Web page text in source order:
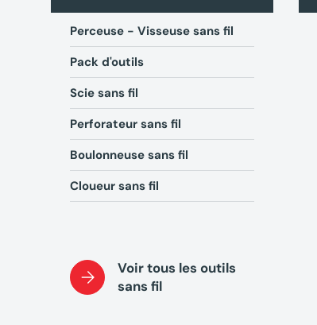
Perceuse - Visseuse sans fil
Pack d'outils
Scie sans fil
Perforateur sans fil
Boulonneuse sans fil
Cloueur sans fil
Voir tous les outils
sans fil